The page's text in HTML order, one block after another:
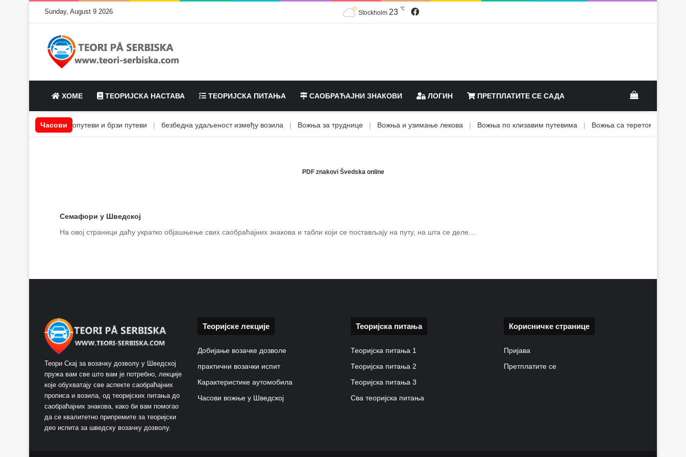
Sunday, August 9 2026 Stockholm 23 ℃ Facebook
ХОМЕ ТЕОРИЈСКА НАСТАВА ТЕОРИЈСКА ПИТАЊА САОБРАЋАЈНИ ЗНАКОВИ ЛОГИН ПРЕТПЛАТИТЕ СЕ САДА View your
Часови
| Аутопутеви и брзи путеви | безбедна удаљеност између возила | Вожња за труднице | Вожња и узимање лекова | Вожња по клизавим путевима | Вожња са теретом |
PDF znakovi Švedska online
Семафори у Шведској
На овој страници даћу укратко објашњење свих саобраћајних знакова и табли који се постављају на путу, на шта се деле…
Теори Скај за возачку дозволу у Шведској
пружа вам све што вам је потребно, лекције
које обухватају све аспекте саобраћајних
прописа и возила, од теоријских питања до
саобраћајних знакова, како би вам помогао
да се квалитетно припремите за теоријски
део испита за шведску возачку дозволу.
Теоријске лекције
Добијање возачке дозволе
практични возачки испит
Карактеристике аутомобила
Часови вожње у Шведској
Теоријска питања
Теоријска питања 1
Теоријска питања 2
Теоријска питања 3
Сва теоријска питања
Корисничке странице
Пријава
Претплатите се